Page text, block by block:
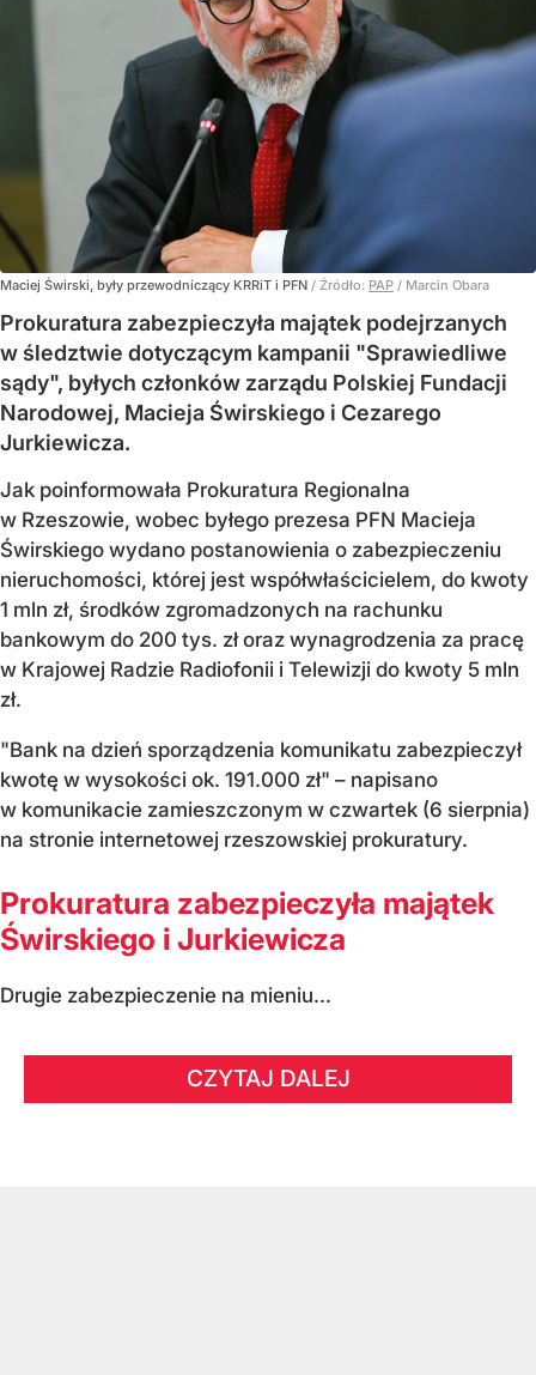
Maciej Świrski, były przewodniczący KRRiT i PFN / Źródło: PAP / Marcin Obara
Prokuratura zabezpieczyła majątek podejrzanych
w śledztwie dotyczącym kampanii "Sprawiedliwe
sądy", byłych członków zarządu Polskiej Fundacji
Narodowej, Macieja Świrskiego i Cezarego
Jurkiewicza.
Jak poinformowała Prokuratura Regionalna
w Rzeszowie, wobec byłego prezesa PFN Macieja
Świrskiego wydano postanowienia o zabezpieczeniu
nieruchomości, której jest współwłaścicielem, do kwoty
1 mln zł, środków zgromadzonych na rachunku
bankowym do 200 tys. zł oraz wynagrodzenia za pracę
w Krajowej Radzie Radiofonii i Telewizji do kwoty 5 mln
zł.
"Bank na dzień sporządzenia komunikatu zabezpieczył
kwotę w wysokości ok. 191.000 zł" – napisano
w komunikacie zamieszczonym w czwartek (6 sierpnia)
na stronie internetowej rzeszowskiej prokuratury.
Prokuratura zabezpieczyła majątek
Świrskiego i Jurkiewicza
Drugie zabezpieczenie na mieniu...
CZYTAJ DALEJ